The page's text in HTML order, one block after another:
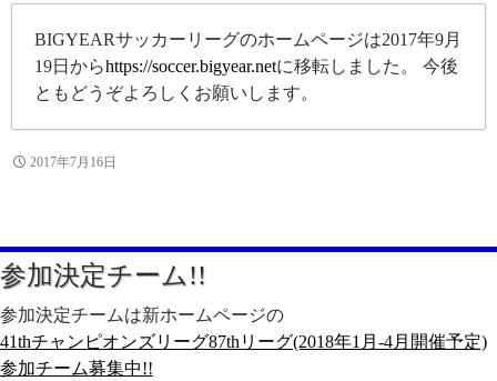
BIGYEARサッカーリーグのホームページは2017年9月
19日からhttps://soccer.bigyear.netに移転しました。 今後
ともどうぞよろしくお願いします。
2017年7月16日
参加決定チーム!!
参加決定チームは新ホームページの
41thチャンピオンズリーグ87thリーグ(2018年1月-4月開催予定)
参加チーム募集中!!